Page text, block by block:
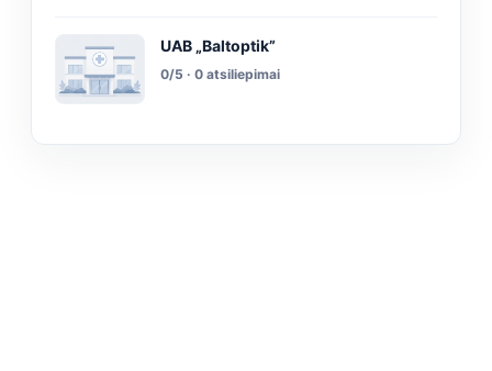
UAB „Baltoptik”
0/5 · 0 atsiliepimai